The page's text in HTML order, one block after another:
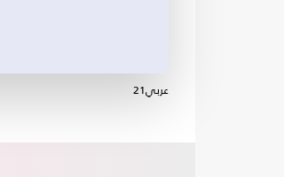
عربي21